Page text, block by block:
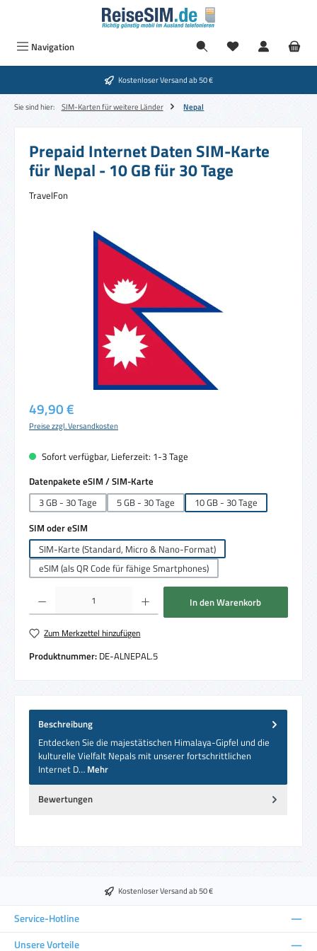
Zum Hauptinhalt springen
Navigation
Kostenloser Versand ab 50 €
Sie sind hier: SIM-Karten für weitere Länder Nepal
Prepaid Internet Daten SIM-Karte
für Nepal - 10 GB für 30 Tage
TravelFon
Bildergalerie überspringen
Regulärer Preis:
49,90 €
Preise zzgl. Versandkosten
Sofort verfügbar, Lieferzeit: 1-3 Tage
Datenpakete eSIM / SIM-Karte
3 GB - 30 Tage
5 GB - 30 Tage
10 GB - 30 Tage
SIM oder eSIM
SIM-Karte (Standard, Micro & Nano-Format)
eSIM (als QR Code für fähige Smartphones)
Produkt Anzahl: Gib den gewünschten Wert ein oder benutze die Schaltflächen um
In den Warenkorb
Zum Merkzettel hinzufügen
Produktnummer: DE-ALNEPAL.5
Beschreibung
Entdecken Sie die majestätischen Himalaya-Gipfel und die
kulturelle Vielfalt Nepals mit unserer fortschrittlichen
Internet D… Mehr
Bewertungen
Kostenloser Versand ab 50 €
Service-Hotline
Unsere Vorteile